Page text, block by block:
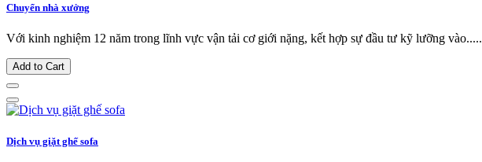
Chuyển nhà xưởng
Với kinh nghiệm 12 năm trong lĩnh vực vận tải cơ giới nặng, kết hợp sự đầu tư kỹ lưỡng vào.....
Add to Cart
Dịch vụ giặt ghế sofa